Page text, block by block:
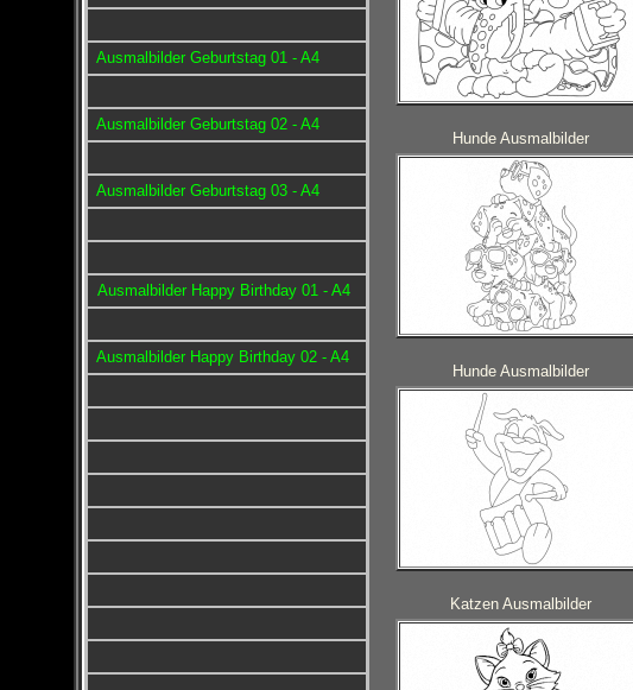
Ausmalbilder Geburtstag 01 - A4
Ausmalbilder Geburtstag 02 - A4
Ausmalbilder Geburtstag 03 - A4
Ausmalbilder Happy Birthday 01 - A4
Ausmalbilder Happy Birthday 02 - A4
Hunde Ausmalbilder
Hunde Ausmalbilder
Katzen Ausmalbilder